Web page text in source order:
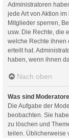
Administratoren
jede Art von Aktion
Mitglieder sperren,
usw. Die Rechte, die
welche Rechte ihnen
erteilt hat.
haben, wenn ihnen
Nach oben
Was sind
Die Aufgabe der
beobachten. Sie
zu löschen und
teilen. Üblicherweise